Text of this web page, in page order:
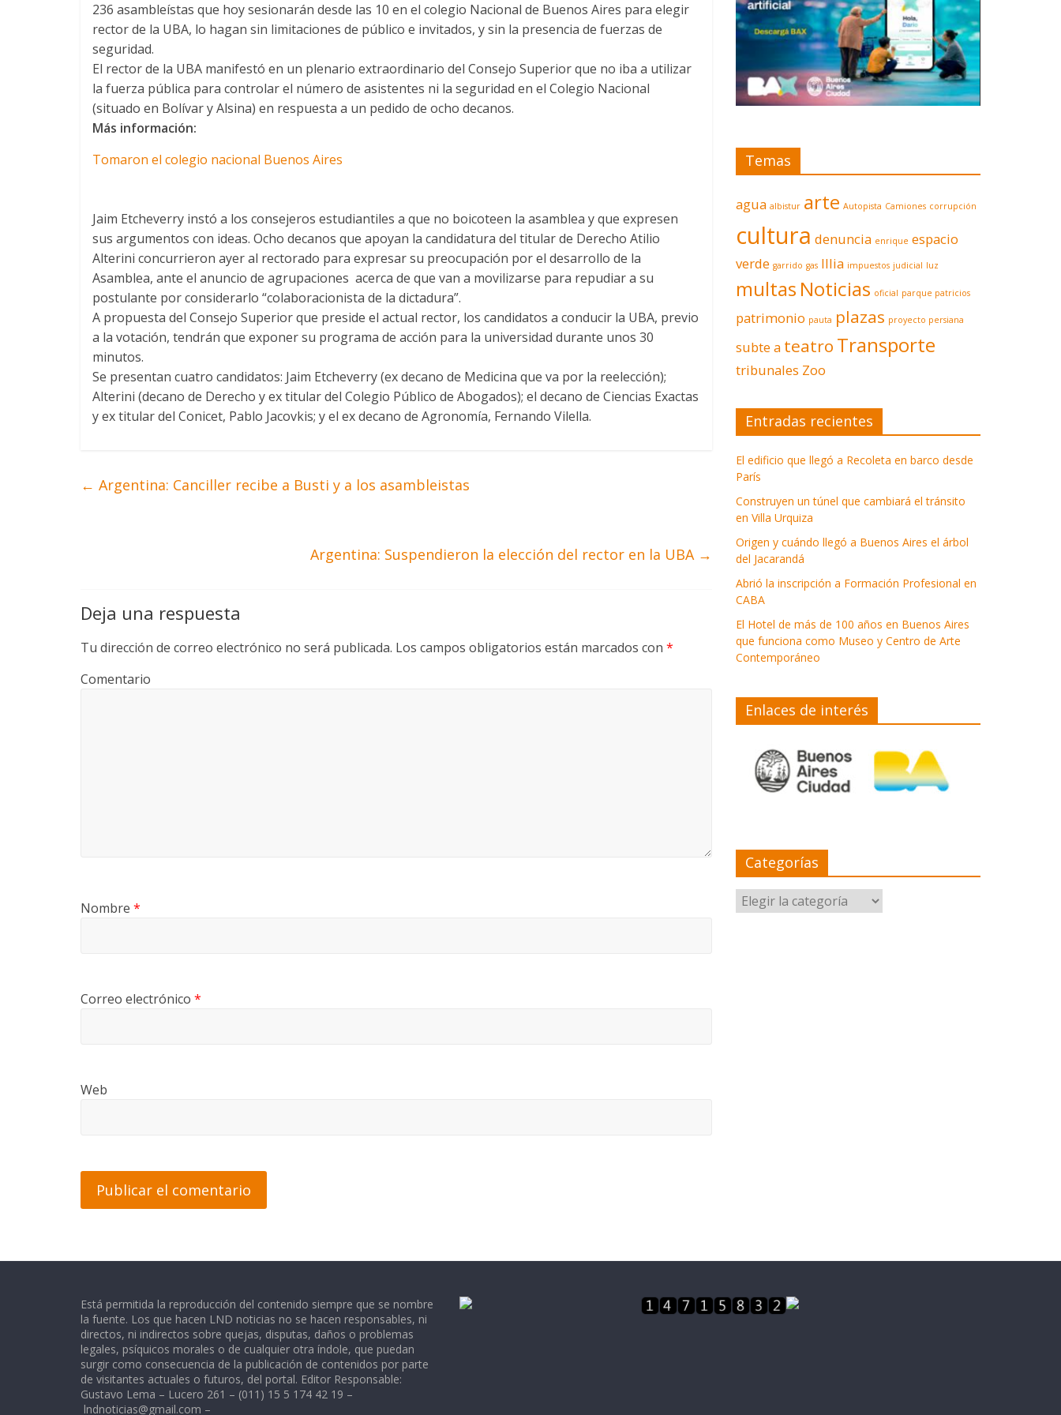
236 asambleístas que hoy sesionarán desde las 10 en el colegio Nacional de Buenos Aires para elegir
rector de la UBA, lo hagan sin limitaciones de público e invitados, y sin la presencia de fuerzas de
seguridad.
El rector de la UBA manifestó en un plenario extraordinario del Consejo Superior que no iba a utilizar
la fuerza pública para controlar el número de asistentes ni la seguridad en el Colegio Nacional
(situado en Bolívar y Alsina) en respuesta a un pedido de ocho decanos.
Más información:
Tomaron el colegio nacional Buenos Aires
Jaim Etcheverry instó a los consejeros estudiantiles a que no boicoteen la asamblea y que expresen
sus argumentos con ideas. Ocho decanos que apoyan la candidatura del titular de Derecho Atilio
Alterini concurrieron ayer al rectorado para expresar su preocupación por el desarrollo de la
Asamblea, ante el anuncio de agrupaciones acerca de que van a movilizarse para repudiar a su
postulante por considerarlo “colaboracionista de la dictadura”.
A propuesta del Consejo Superior que preside el actual rector, los candidatos a conducir la UBA, previo
a la votación, tendrán que exponer su programa de acción para la universidad durante unos 30
minutos.
Se presentan cuatro candidatos: Jaim Etcheverry (ex decano de Medicina que va por la reelección);
Alterini (decano de Derecho y ex titular del Colegio Público de Abogados); el decano de Ciencias Exactas
y ex titular del Conicet, Pablo Jacovkis; y el ex decano de Agronomía, Fernando Vilella.
← Argentina: Canciller recibe a Busti y a los asambleistas
Argentina: Suspendieron la elección del rector en la UBA →
Deja una respuesta
Tu dirección de correo electrónico no será publicada. Los campos obligatorios están marcados con *
Comentario
Nombre *
Correo electrónico *
Web
Temas
agua albistur arte Autopista Camiones corrupción
cultura denuncia enrique espacio
verde garrido gas Illia impuestos judicial luz
multas Noticias oficial parque patricios
patrimonio pauta plazas proyecto persiana
subte a teatro Transporte
tribunales Zoo
Entradas recientes
El edificio que llegó a Recoleta en barco desde
París
Construyen un túnel que cambiará el tránsito
en Villa Urquiza
Origen y cuándo llegó a Buenos Aires el árbol
del Jacarandá
Abrió la inscripción a Formación Profesional en
CABA
El Hotel de más de 100 años en Buenos Aires
que funciona como Museo y Centro de Arte
Contemporáneo
Enlaces de interés
Categorías
Categorías
Está permitida la reproducción del contenido siempre que se nombre
la fuente. Los que hacen LND noticias no se hacen responsables, ni
directos, ni indirectos sobre quejas, disputas, daños o problemas
legales, psíquicos morales o de cualquier otra índole, que puedan
surgir como consecuencia de la publicación de contenidos por parte
de visitantes actuales o futuros, del portal. Editor Responsable:
Gustavo Lema – Lucero 261 – (011) 15 5 174 42 19 –
lndnoticias@gmail.com –